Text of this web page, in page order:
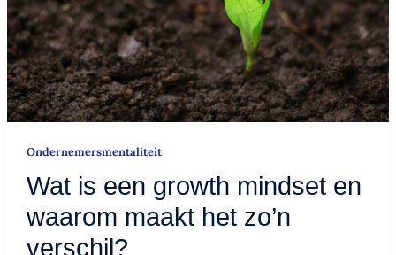
Ondernemersmentaliteit
Wat is een growth mindset en
waarom maakt het zo’n
verschil?
waarom
maakt
het
zo’n
verschil?